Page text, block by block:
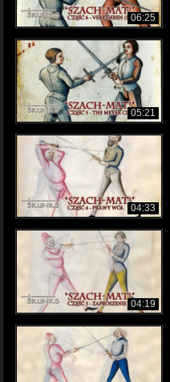
06:25
05:21
04:33
04:19